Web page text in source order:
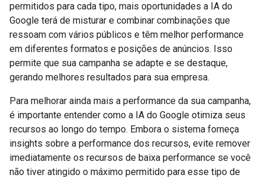
permitidos para cada tipo, mais oportunidades a IA do
Google terá de misturar e combinar combinações que
ressoam com vários públicos e têm melhor performance
em diferentes formatos e posições de anúncios. Isso
permite que sua campanha se adapte e se destaque,
gerando melhores resultados para sua empresa.
Para melhorar ainda mais a performance da sua campanha,
é importante entender como a IA do Google otimiza seus
recursos ao longo do tempo. Embora o sistema forneça
insights sobre a performance dos recursos, evite remover
imediatamente os recursos de baixa performance se você
não tiver atingido o máximo permitido para esse tipo de